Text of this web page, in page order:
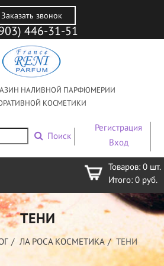
Заказать звонок
446-31-51
НАЛИВНОЙ ПАРФЮМЕРИИ
КОСМЕТИКИ
Поиск
Регистрация
Вход
Товаров: 0 шт.
Итого: 0 руб.
ТЕНИ
ЛА РОСА КОСМЕТИКА ТЕНИ